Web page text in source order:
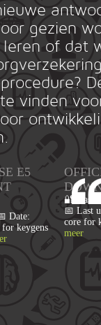
gezien
of dat
vinden
E5
Date:
keygens
🔐 Hash
📅 Last
core for
meer